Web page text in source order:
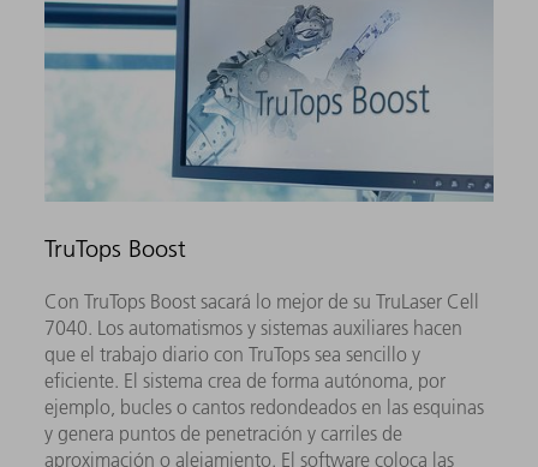
TruTops Boost
Con TruTops Boost sacará lo mejor de su TruLaser Cell
7040. Los automatismos y sistemas auxiliares hacen
que el trabajo diario con TruTops sea sencillo y
eficiente. El sistema crea de forma autónoma, por
ejemplo, bucles o cantos redondeados en las esquinas
y genera puntos de penetración y carriles de
aproximación o alejamiento. El software coloca las